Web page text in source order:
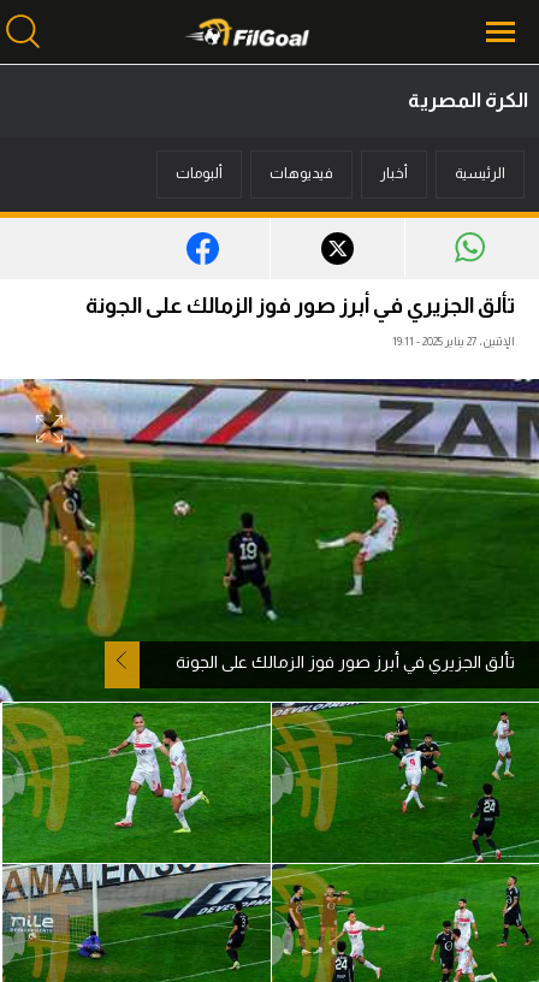
أخبار
ميركاتو
فانتازي في الجول
مسابقة التوقعات
فيديوهات
بطولات
أمريكا 2026
الدوري المصري
الدوري الإنجليزي الممتاز
الدوري الإسباني
الدوري الإيطالي
الكرة المصرية
الرئيسية أخبار فيديوهات ألبومات
تألق الجزيري في أبرز صور فوز الزمالك على الجونة
الإثنين، 27 يناير 2025 - 19:11
تألق الجزيري في أبرز صور فوز الزمالك على الجونة